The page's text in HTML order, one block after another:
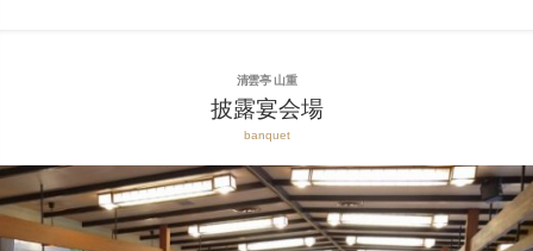
清雲亭 山重
披露宴会場
banquet